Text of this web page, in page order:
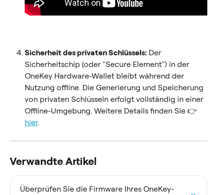
Sicherheit des privaten Schlüssels: Der
Sicherheitschip (oder "Secure Element") in der
OneKey Hardware-Wallet bleibt während der
Nutzung offline. Die Generierung und Speicherung
von privaten Schlüsseln erfolgt vollständig in einer
Offline-Umgebung. Weitere Details finden Sie 👉
hier.
Verwandte Artikel
Überprüfen Sie die Firmware Ihres OneKey-